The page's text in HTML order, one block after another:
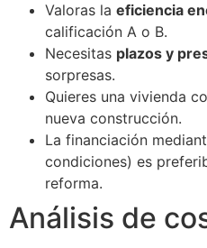
Valoras la eficiencia
calificación A o B.
Necesitas plazos y
sorpresas.
Quieres una vivienda
nueva construcción.
La financiación
condiciones) es
reforma.
Análisis de